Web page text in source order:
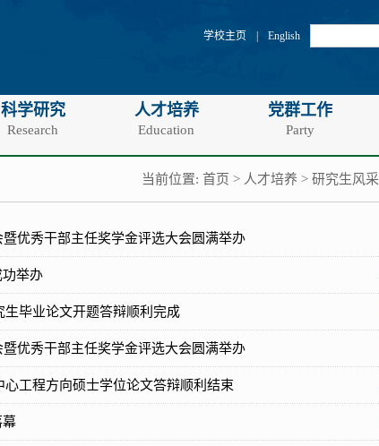
学校主页 English
科学研究
Research
人才培养
Education
党群工作
Party
当前位置: 首页 > 人才培养 > 研究生风采
优秀干部主任奖学金评选大会圆满举办
功举办
生毕业论文开题答辩顺利完成
优秀干部主任奖学金评选大会圆满举办
工程方向硕士学位论文答辩顺利结束
幕